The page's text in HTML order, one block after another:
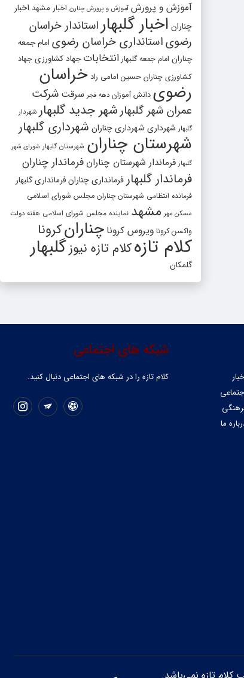
آموزش و پرورش آموزش و پرورش چنارن اخبار مشهد اخبار
چناران اخبار گلبهار استاندار خراسان
رضویاستانداری خراسان رضوی امام جمعه
چناران امام جمعه گلبهار انتخابات جهاد کشاورزی جهاد
کشاورزی چناران حسین امامی راد خراسان
رضوی دانش آموزان دهه فجر سرقت شرکت
عمران شهر گلبهارشهر جدید گلبهار شهردار
گلبهار شهرداری شهرداری چناران شهرداری گلبهار
شهرستان چناران شهرستان گلبهار شورای شهر
گلبهار فرماندار شهرستان چناران فرماندار چناران
فرماندار گلبهار فرمانداری چنارانفرمانداری گلبهار
فرمانده انتظامی شهرستان چناران مجلس شورای اسلامی
مسکن مهر مشهد نماینده مجلس شورای اسلامی هفته دولت
واکسن کرونا ویروس کرونا چنارانکرونا
کلام تازهکلام تازه نیوزگلبهار
گلمکان
شبکه های اجتماعی
کلام تازه را در شبکه ‌های اجتماعی دنبال کنید.
ما